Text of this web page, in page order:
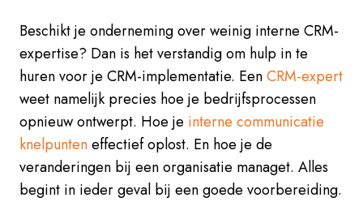
Beschikt je onderneming over weinig interne CRM-
expertise? Dan is het verstandig om hulp in te
huren voor je CRM-implementatie. EenCRM-expert
weet namelijk precies hoe je bedrijfsprocessen
opnieuw ontwerpt. Hoe je interne communicatie
knelpunteneffectief oplost. En hoe je de
veranderingen bij een organisatie managet. Alles
begint in ieder geval bij een goede voorbereiding.